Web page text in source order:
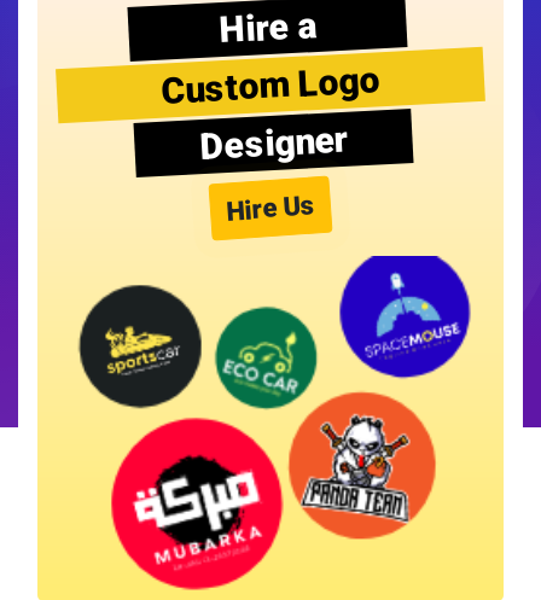
Hire a
Custom Logo
Designer
Hire Us